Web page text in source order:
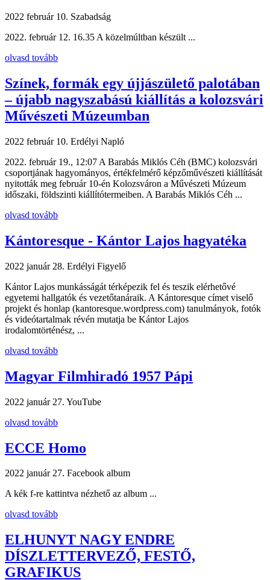
2022 február 10. Szabadság
2022. február 12. 16.35 A közelmúltban készült ...
olvasd tovább
Színek, formák egy újjászülető palotában
– újabb nagyszabású kiállítás a kolozsvári
Művészeti Múzeumban
2022 február 10. Erdélyi Napló
2022. február 19., 12:07 A Barabás Miklós Céh (BMC) kolozsvári
csoportjának hagyományos, értékfelmérő képzőművészeti kiállítását
nyitották meg február 10-én Kolozsváron a Művészeti Múzeum
időszaki, földszinti kiállítótermeiben. A Barabás Miklós Céh ...
olvasd tovább
Kántoresque - Kántor Lajos hagyatéka
2022 január 28. Erdélyi Figyelő
Kántor Lajos munkásságát térképezik fel és teszik elérhetővé
egyetemi hallgatók és vezetőtanáraik. A Kántoresque címet viselő
projekt és honlap (kantoresque.wordpress.com) tanulmányok, fotók
és videótartalmak révén mutatja be Kántor Lajos
irodalomtörténész, ...
olvasd tovább
Magyar Filmhiradó 1957 Pápi
2022 január 27. YouTube
olvasd tovább
ECCE Homo
2022 január 27. Facebook album
A kék f-re kattintva nézhető az album ...
olvasd tovább
ELHUNYT NAGY ENDRE
DÍSZLETTERVEZŐ, FESTŐ,
GRAFIKUS